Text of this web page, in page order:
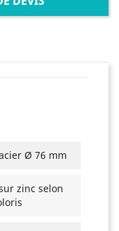
Ø 76 mm
zinc selon